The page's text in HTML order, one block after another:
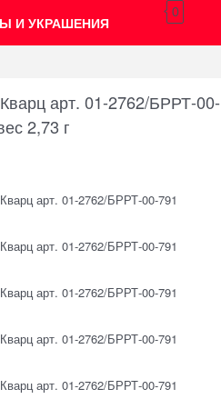
И УКРАШЕНИЯ
0
арт. 01-2762/БРРТ-00-
2,73 г